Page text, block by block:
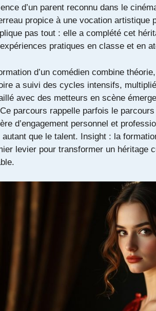
d’un parent reconnu dans le
propice à une vocation artistique
pas tout : elle a complété cet
pratiques en classe et en
d’un comédien combine
a suivi des cycles intensifs,
avec des metteurs en scène
parcours rappelle parfois le parcours
d’engagement personnel et
autant que le talent. Insight : la
levier pour transformer un héritage